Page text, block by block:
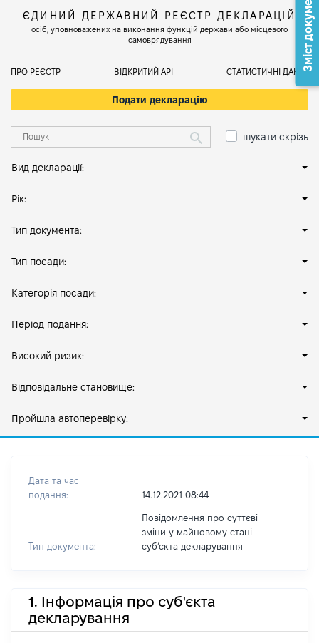
ЄДИНИЙ ДЕРЖАВНИЙ РЕЄСТР ДЕКЛАРАЦІЙ
осіб, уповноважених на виконання функцій держави або місцевого
самоврядування
ПРО РЕЄСТР ВІДКРИТИЙ АРІ СТАТИСТИЧНІ ДАНІ
Подати декларацію
шукати скрізь
Вид декларації:
Рік:
Тип документа:
Тип посади:
Категорія посади:
Період подання:
Високий ризик:
Відповідальне становище:
Пройшла автоперевірку:
Дата та час
подання:
14.12.2021 08:44
Тип документа:
Повідомлення про суттєві
зміни у майновому стані
субʼєкта декларування
1. Інформація про суб'єкта
декларування
Зміст документа